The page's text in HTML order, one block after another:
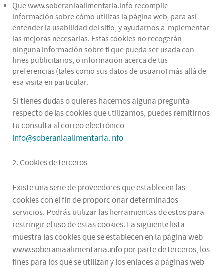
Que www.soberaniaalimentaria.info recompile
información sobre cómo utilizas la página web, para así
entender la usabilidad del sitio, y ayudarnos a implementar
las mejoras necesarias. Estas cookies no recogerán
ninguna información sobre ti que pueda ser usada con
fines publicitarios, o información acerca de tus
preferencias (tales como sus datos de usuario) más allá de
esa visita en particular.
Si tienes dudas o quieres hacernos alguna pregunta
respecto de las cookies que utilizamos, puedes remitirnos
tu consulta al correo electrónico
info@soberaniaalimentaria.info
2. Cookies de terceros
Existe una serie de proveedores que establecen las
cookies con el fin de proporcionar determinados
servicios. Podrás utilizar las herramientas de estos para
restringir el uso de estas cookies. La siguiente lista
muestra las cookies que se establecen en la página web
www.soberaniaalimentaria.info por parte de terceros, los
fines para los que se utilizan y los enlaces a páginas web